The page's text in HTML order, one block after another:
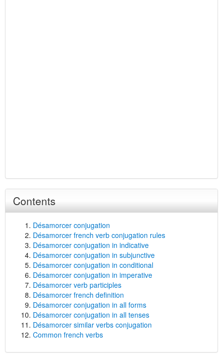
Contents
Désamorcer conjugation
Désamorcer french verb conjugation rules
Désamorcer conjugation in indicative
Désamorcer conjugation in subjunctive
Désamorcer conjugation in conditional
Désamorcer conjugation in imperative
Désamorcer verb participles
Désamorcer french definition
Désamorcer conjugation in all forms
Désamorcer conjugation in all tenses
Désamorcer similar verbs conjugation
Common french verbs